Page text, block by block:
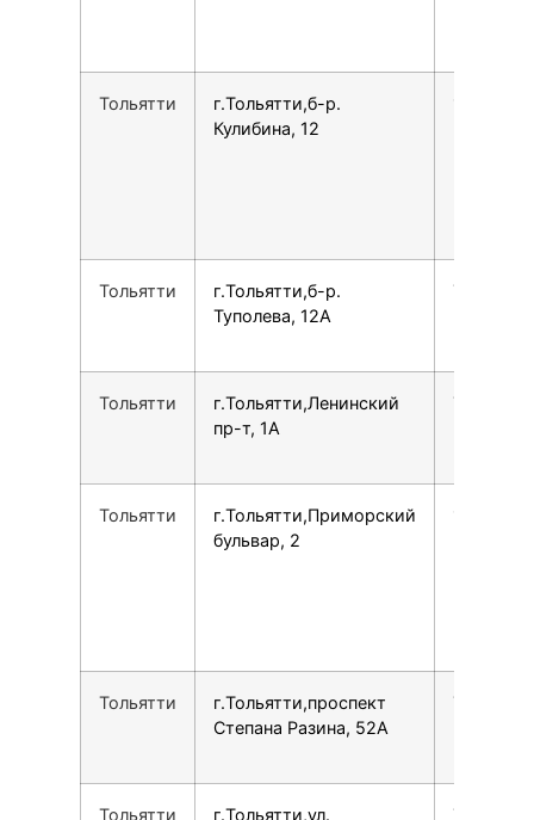
Тольятти
г.Тольятти,б-р.
Кулибина, 12
Тольятти
г.Тольятти,б-р.
Туполева, 12А
Тольятти
г.Тольятти,Ленинский
пр-т, 1А
Тольятти
г.Тольятти,Приморский
бульвар, 2
Тольятти
г.Тольятти,проспект
Степана Разина, 52А
Тольятти
г.Тольятти,ул.